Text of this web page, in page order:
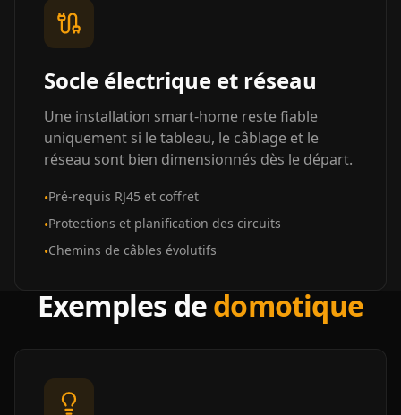
Socle électrique et réseau
Une installation smart-home reste fiable
uniquement si le tableau, le câblage et le
réseau sont bien dimensionnés dès le départ.
•Pré-requis RJ45 et coffret
•Protections et planification des circuits
•Chemins de câbles évolutifs
Exemples dedomotique